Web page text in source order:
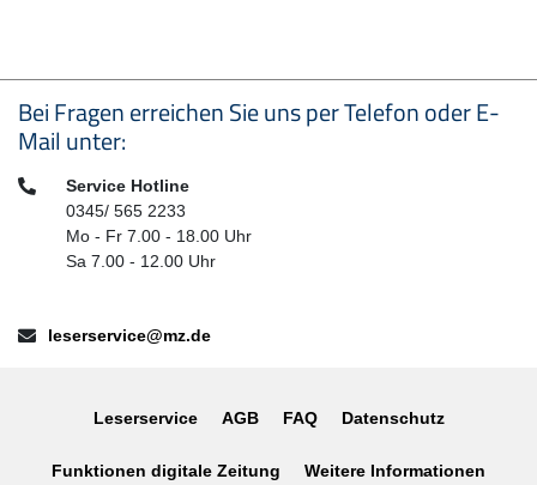
Seitenfußbereich
Bei Fragen erreichen Sie uns per Telefon oder E-
Mail unter:
Telefon:Service Hotline
0345/ 565 2233
Mo - Fr 7.00 - 18.00 Uhr
Sa 7.00 - 12.00 Uhr
E-Mail:leserservice@mz.de
Leserservice AGB FAQ Datenschutz
Funktionen digitale Zeitung Weitere Informationen